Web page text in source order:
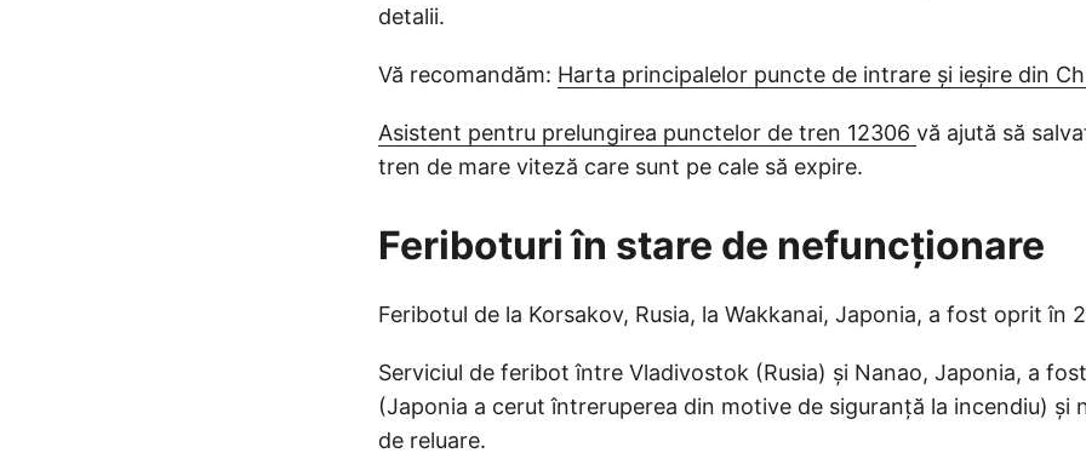
detalii.
Vă recomandăm: Harta principalelor puncte de intrare și ieșire din
Asistent pentru prelungirea punctelor de tren 12306 vă ajută să
tren de mare viteză care sunt pe cale să expire.
Feriboturi în stare de nefuncționare
Feribotul de la Korsakov, Rusia, la Wakkanai, Japonia, a fost oprit în
Serviciul de feribot între Vladivostok (Rusia) și Nanao, Japonia, a
(Japonia a cerut întreruperea din motive de siguranță la incendiu) și
de reluare.